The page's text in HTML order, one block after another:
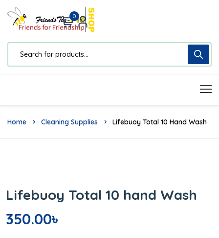
0
Home Cleaning Supplies Lifebuoy Total 10 Hand Wash
Lifebuoy Total 10 hand Wash
350.00৳